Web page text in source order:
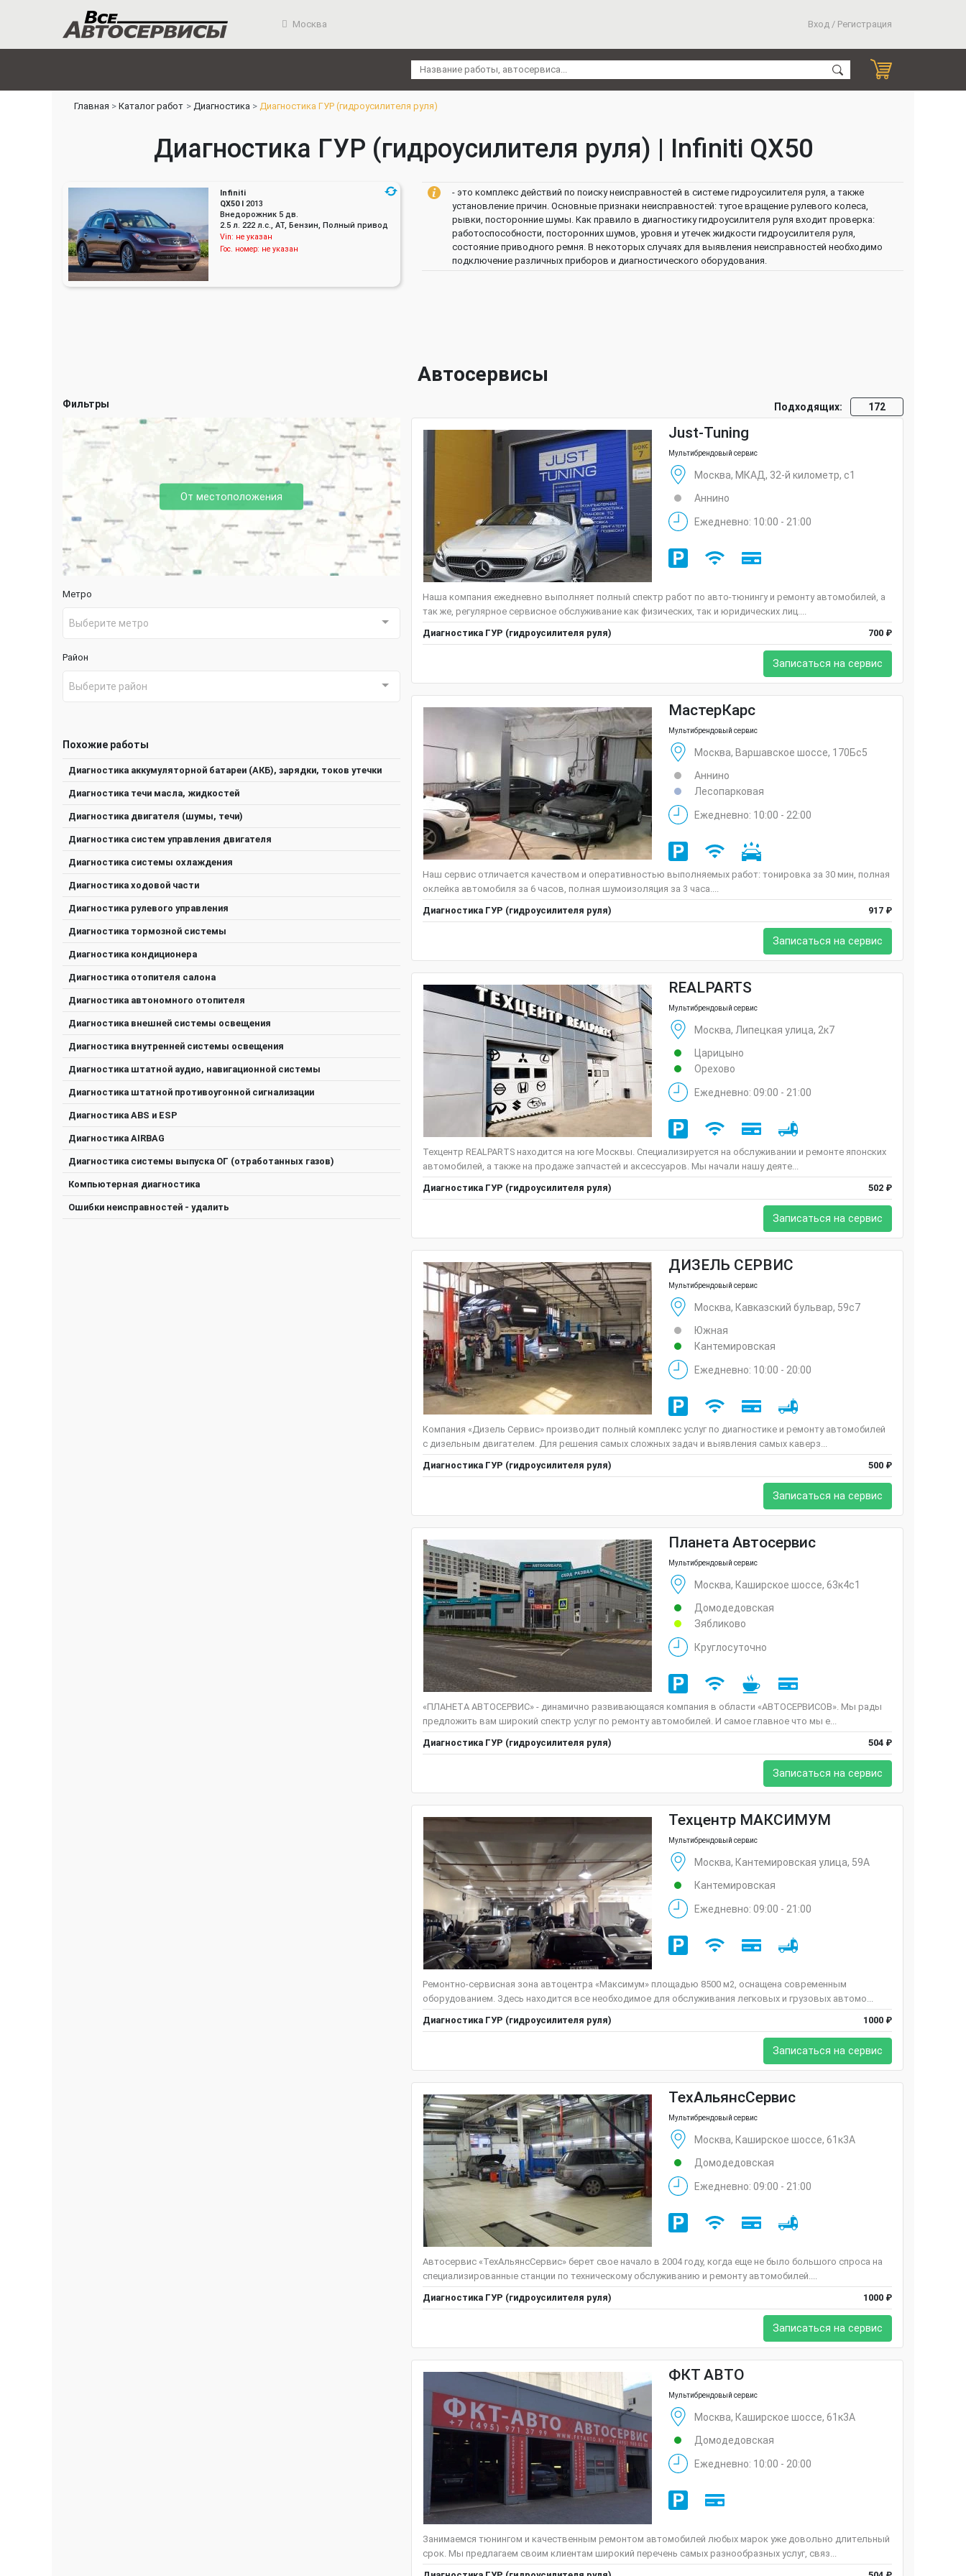
Москва Вход / Регистрация
Главная Каталог работ Диагностика Диагностика ГУР (гидроусилителя руля)
Диагностика ГУР (гидроусилителя руля) | Infiniti QX50
Infiniti
QX50 I 2013
Внедорожник 5 дв.
2.5 л. 222 л.с., AT, Бензин, Полный привод
Vin: не указан
Гос. номер: не указан
- это комплекс действий по поиску неисправностей в системе гидроусилителя руля, а также
установление причин. Основные признаки неисправностей: тугое вращение рулевого колеса,
рывки, посторонние шумы. Как правило в диагностику гидроусилителя руля входит проверка:
работоспособности, посторонних шумов, уровня и утечек жидкости гидроусилителя руля,
состояние приводного ремня. В некоторых случаях для выявления неисправностей необходимо
подключение различных приборов и диагностического оборудования.
Автосервисы
Фильтры
От местоположения
Метро
Выберите метро
Район
Выберите район
Похожие работы
Диагностика аккумуляторной батареи (АКБ), зарядки, токов утечки
Диагностика течи масла, жидкостей
Диагностика двигателя (шумы, течи)
Диагностика систем управления двигателя
Диагностика системы охлаждения
Диагностика ходовой части
Диагностика рулевого управления
Диагностика тормозной системы
Диагностика кондиционера
Диагностика отопителя салона
Диагностика автономного отопителя
Диагностика внешней системы освещения
Диагностика внутренней системы освещения
Диагностика штатной аудио, навигационной системы
Диагностика штатной противоугонной сигнализации
Диагностика ABS и ESP
Диагностика AIRBAG
Диагностика системы выпуска ОГ (отработанных газов)
Компьютерная диагностика
Ошибки неисправностей - удалить
Подходящих: 172
Just-Tuning
Мультибрендовый сервис
Москва, МКАД, 32-й километр, с1
Аннино
Ежедневно: 10:00 - 21:00
Наша компания ежедневно выполняет полный спектр работ по авто-тюнингу и ремонту автомобилей, а
так же, регулярное сервисное обслуживание как физических, так и юридических лиц....
Диагностика ГУР (гидроусилителя руля)
700 ₽
Записаться на сервис
МастерКарс
Мультибрендовый сервис
Москва, Варшавское шоссе, 170Бс5
Аннино
Лесопарковая
Ежедневно: 10:00 - 22:00
Наш сервис отличается качеством и оперативностью выполняемых работ: тонировка за 30 мин, полная
оклейка автомобиля за 6 часов, полная шумоизоляция за 3 часа....
Диагностика ГУР (гидроусилителя руля)
917 ₽
Записаться на сервис
REALPARTS
Мультибрендовый сервис
Москва, Липецкая улица, 2к7
Царицыно
Орехово
Ежедневно: 09:00 - 21:00
Техцентр REALPARTS находится на юге Москвы. Специализируется на обслуживании и ремонте японских
автомобилей, а также на продаже запчастей и аксессуаров. Мы начали нашу деяте...
Диагностика ГУР (гидроусилителя руля)
502 ₽
Записаться на сервис
ДИЗЕЛЬ СЕРВИС
Мультибрендовый сервис
Москва, Кавказский бульвар, 59с7
Южная
Кантемировская
Ежедневно: 10:00 - 20:00
Компания «Дизель Сервис» производит полный комплекс услуг по диагностике и ремонту автомобилей
с дизельным двигателем. Для решения самых сложных задач и выявления самых каверз...
Диагностика ГУР (гидроусилителя руля)
500 ₽
Записаться на сервис
Планета Автосервис
Мультибрендовый сервис
Москва, Каширское шоссе, 63к4с1
Домодедовская
Зябликово
Круглосуточно
«ПЛАНЕТА АВТОСЕРВИС» - динамично развивающаяся компания в области «АВТОСЕРВИСОВ». Мы рады
предложить вам широкий спектр услуг по ремонту автомобилей. И самое главное что мы е...
Диагностика ГУР (гидроусилителя руля)
504 ₽
Записаться на сервис
Техцентр МАКСИМУМ
Мультибрендовый сервис
Москва, Кантемировская улица, 59А
Кантемировская
Ежедневно: 09:00 - 21:00
Ремонтно-сервисная зона автоцентра «Максимум» площадью 8500 м2, оснащена современным
оборудованием. Здесь находится все необходимое для обслуживания легковых и грузовых автомо...
Диагностика ГУР (гидроусилителя руля)
1000 ₽
Записаться на сервис
ТехАльянсСервис
Мультибрендовый сервис
Москва, Каширское шоссе, 61к3А
Домодедовская
Ежедневно: 09:00 - 21:00
Автосервис «ТехАльянсСервис» берет свое начало в 2004 году, когда еще не было большого спроса на
специализированные станции по техническому обслуживанию и ремонту автомобилей....
Диагностика ГУР (гидроусилителя руля)
1000 ₽
Записаться на сервис
ФКТ АВТО
Мультибрендовый сервис
Москва, Каширское шоссе, 61к3А
Домодедовская
Ежедневно: 10:00 - 20:00
Занимаемся тюнингом и качественным ремонтом автомобилей любых марок уже довольно длительный
срок. Мы предлагаем своим клиентам широкий перечень самых разнообразных услуг, связ...